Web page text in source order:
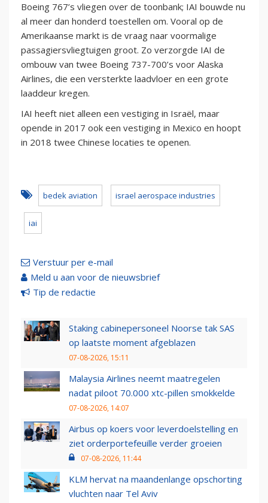
Boeing 767’s vliegen over de toonbank; IAI bouwde nu
al meer dan honderd toestellen om. Vooral op de
Amerikaanse markt is de vraag naar voormalige
passagiersvliegtuigen groot. Zo verzorgde IAI de
ombouw van twee Boeing 737-700’s voor Alaska
Airlines, die een versterkte laadvloer en een grote
laaddeur kregen.
IAI heeft niet alleen een vestiging in Israël, maar
opende in 2017 ook een vestiging in Mexico en hoopt
in 2018 twee Chinese locaties te openen.
bedek aviation israel aerospace industries
iai
Verstuur per e-mail
Meld u aan voor de nieuwsbrief
Tip de redactie
Staking cabinepersoneel Noorse tak SAS
op laatste moment afgeblazen
07-08-2026, 15:11
Malaysia Airlines neemt maatregelen
nadat piloot 70.000 xtc-pillen smokkelde
07-08-2026, 14:07
Airbus op koers voor leverdoelstelling en
ziet orderportefeuille verder groeien
07-08-2026, 11:44
KLM hervat na maandenlange opschorting
vluchten naar Tel Aviv